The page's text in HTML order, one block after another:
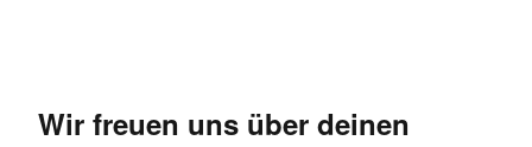
Wir freuen uns über deinen